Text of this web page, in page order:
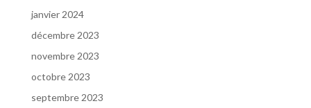
janvier 2024
décembre 2023
novembre 2023
octobre 2023
septembre 2023